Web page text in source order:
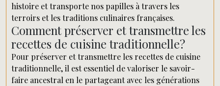
histoire et transporte nos papilles à travers les
terroirs et les traditions culinaires françaises.
Comment préserver et transmettre les
recettes de cuisine traditionnelle?
Pour préserver et transmettre les recettes de cuisine
traditionnelle, il est essentiel de valoriser le savoir-
faire ancestral en le partageant avec les générations